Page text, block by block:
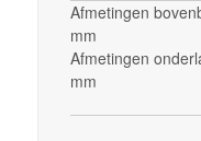
Afmetingen
mm
Afmetingen
mm